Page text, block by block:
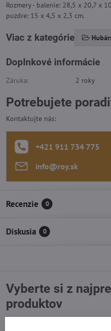
Rozmery - balenie: 28,5 x 20,7 x
puzdre: 15 x 4,5 x 2,3 cm.
Viac z kategórie
Doplnkové informácie
Záruka: 2 roky
Potrebujete
Kontaktujte nás:
+421 911 734 775
info​@roy​.sk
Recenzie 0
Diskusia 0
Vyberte si z
produktov